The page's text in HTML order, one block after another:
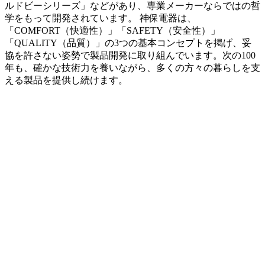
ルドビーシリーズ」などがあり、専業メーカーならではの哲
学をもって開発されています。 神保電器は、
「COMFORT（快適性）」「SAFETY（安全性）」
「QUALITY（品質）」の3つの基本コンセプトを掲げ、妥
協を許さない姿勢で製品開発に取り組んでいます。次の100
年も、確かな技術力を養いながら、多くの方々の暮らしを支
える製品を提供し続けます。